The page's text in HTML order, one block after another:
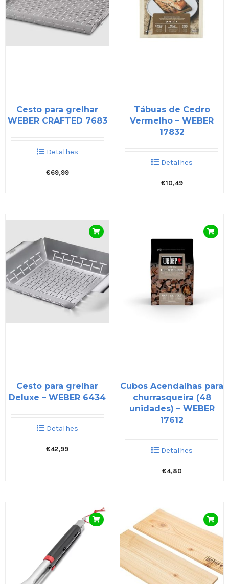
Cesto para grelhar
WEBER CRAFTED 7683
Detalhes
€69,99
Tábuas de Cedro
Vermelho – WEBER
17832
Detalhes
€10,49
Cesto para grelhar
Deluxe – WEBER 6434
Detalhes
€42,99
Cubos Acendalhas para
churrasqueira (48
unidades) – WEBER
17612
Detalhes
€4,80